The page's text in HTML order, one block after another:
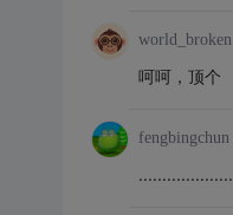
world_broken
呵呵，顶个
fengbingchun
....................